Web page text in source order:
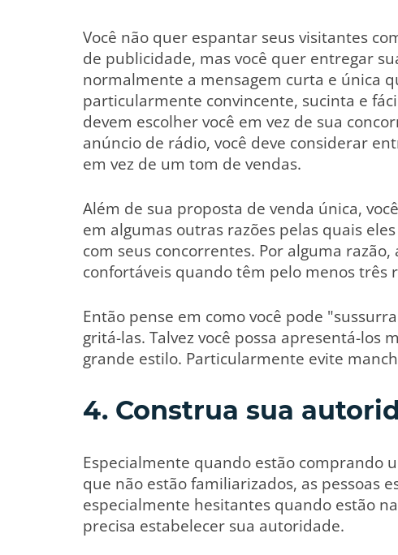
Você não quer espantar seus visitantes
de publicidade, mas você quer entregar
normalmente a mensagem curta e única
particularmente convincente, sucinta e
devem escolher você em vez de sua
anúncio de rádio, você deve considerar
em vez de um tom de vendas.
Além de sua proposta de venda única,
em algumas outras razões pelas quais
com seus concorrentes. Por alguma
confortáveis quando têm pelo menos três
Então pense em como você pode
gritá-las. Talvez você possa apresentá-los
grande estilo. Particularmente evite
4. Construa sua
Especialmente quando estão comprando
que não estão familiarizados, as pessoas
especialmente hesitantes quando estão
precisa estabelecer sua autoridade.